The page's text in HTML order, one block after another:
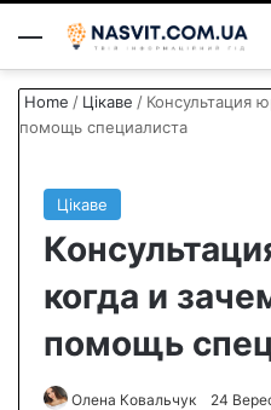
Menu
Home / Цікаве / Консультация
помощь специалиста
Цікаве
когда и
помощь
Олена Ковальчук 24